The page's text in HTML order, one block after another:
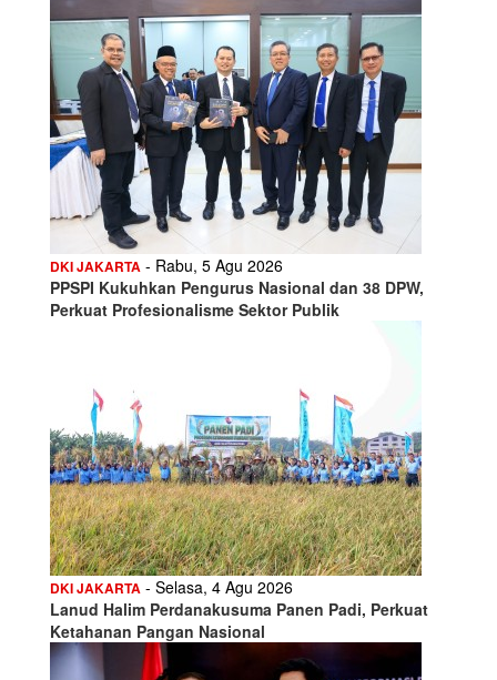
DKI JAKARTA - Rabu, 5 Agu 2026
PPSPI Kukuhkan Pengurus Nasional dan 38 DPW,
Perkuat Profesionalisme Sektor Publik
DKI JAKARTA - Selasa, 4 Agu 2026
Lanud Halim Perdanakusuma Panen Padi, Perkuat
Ketahanan Pangan Nasional